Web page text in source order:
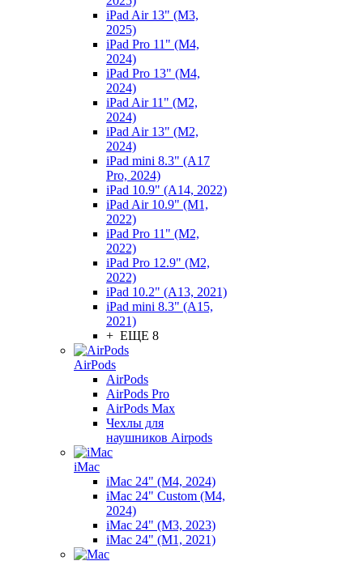
iPad Air 13" (M3,
2025)
iPad Pro 11" (M4,
2024)
iPad Pro 13" (M4,
2024)
iPad Air 11" (M2,
2024)
iPad Air 13" (M2,
2024)
iPad mini 8.3" (A17
Pro, 2024)
iPad 10.9" (A14, 2022)
iPad Air 10.9" (M1,
2022)
iPad Pro 11" (M2,
2022)
iPad Pro 12.9" (M2,
2022)
iPad 10.2" (A13, 2021)
iPad mini 8.3" (A15,
2021)
+ ЕЩЕ 8
AirPods
AirPods
AirPods Pro
AirPods Max
Чехлы для
наушников Airpods
iMac
iMac 24" (M4, 2024)
iMac 24" Custom (M4,
2024)
iMac 24" (M3, 2023)
iMac 24" (M1, 2021)